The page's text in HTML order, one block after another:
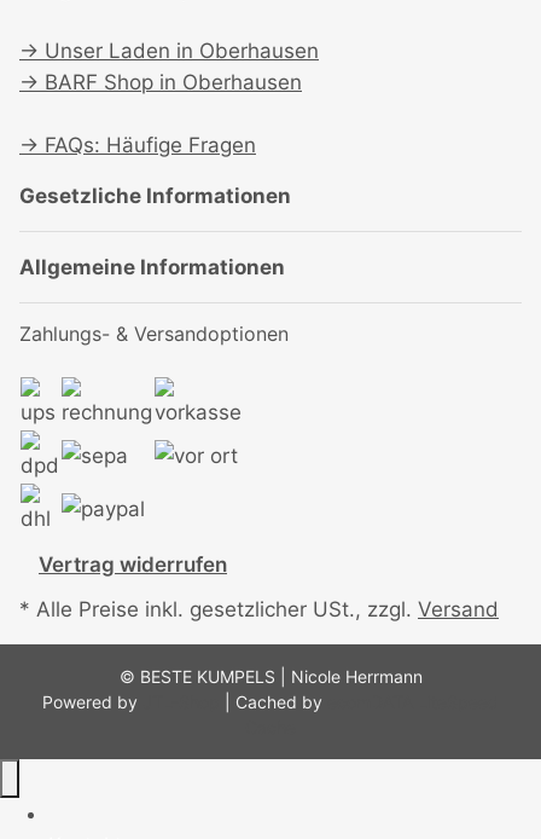
→ Unser Laden in Oberhausen
→ BARF Shop in Oberhausen
→ FAQs: Häufige Fragen
Gesetzliche Informationen
Allgemeine Informationen
Zahlungs- & Versandoptionen
Vertrag widerrufen
* Alle Preise inkl. gesetzlicher USt., zzgl. Versand
© BESTE KUMPELS | Nicole Herrmann
Powered by
| Cached by